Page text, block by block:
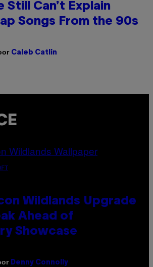
Still Can’t Explain
Songs From the 90s
Caleb Catlin
Wildlands Upgrade
Ahead of
Showcase
Denny Connolly